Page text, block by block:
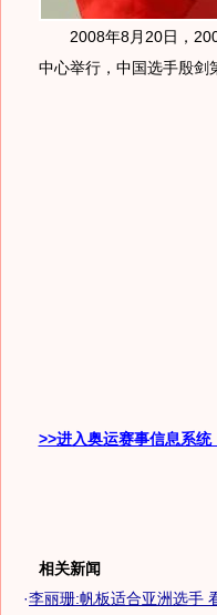
2008年8月20日，
中心举行，中国选手殷剑
>>进入奥运赛事信息系
相关新闻
·李丽珊:帆板适合亚洲选手